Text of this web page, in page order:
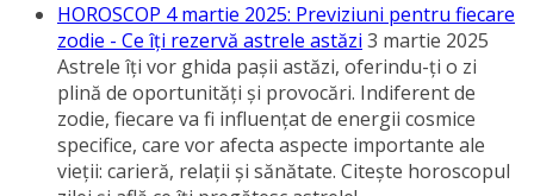
HOROSCOP 4 martie 2025: Previziuni pentru fiecare
zodie - Ce îţi rezervă astrele astăzi 3 martie 2025
Astrele îţi vor ghida paşii astăzi, oferindu-ţi o zi
plină de oportunităţi şi provocări. Indiferent de
zodie, fiecare va fi influenţat de energii cosmice
specifice, care vor afecta aspecte importante ale
vieţii: carieră, relaţii şi sănătate. Citeşte horoscopul